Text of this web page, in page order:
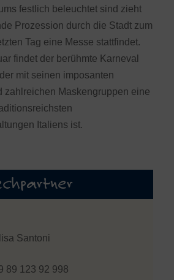
festlich beleuchtet sind zieht
Prozession durch die Stadt zum
Tag eine Messe stattfindet.
findet der berühmte Karneval
mit seinen imposanten
zahlreichen Maskengruppen eine
Italiens ist.
Santoni
89 123 92 998